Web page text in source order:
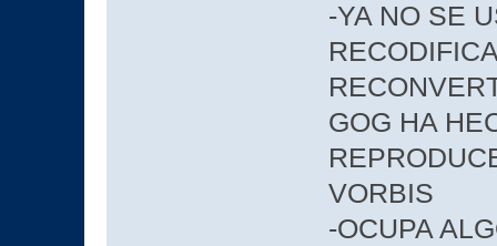
-YA NO SE
GOG HA
VORBIS
-OCUPA